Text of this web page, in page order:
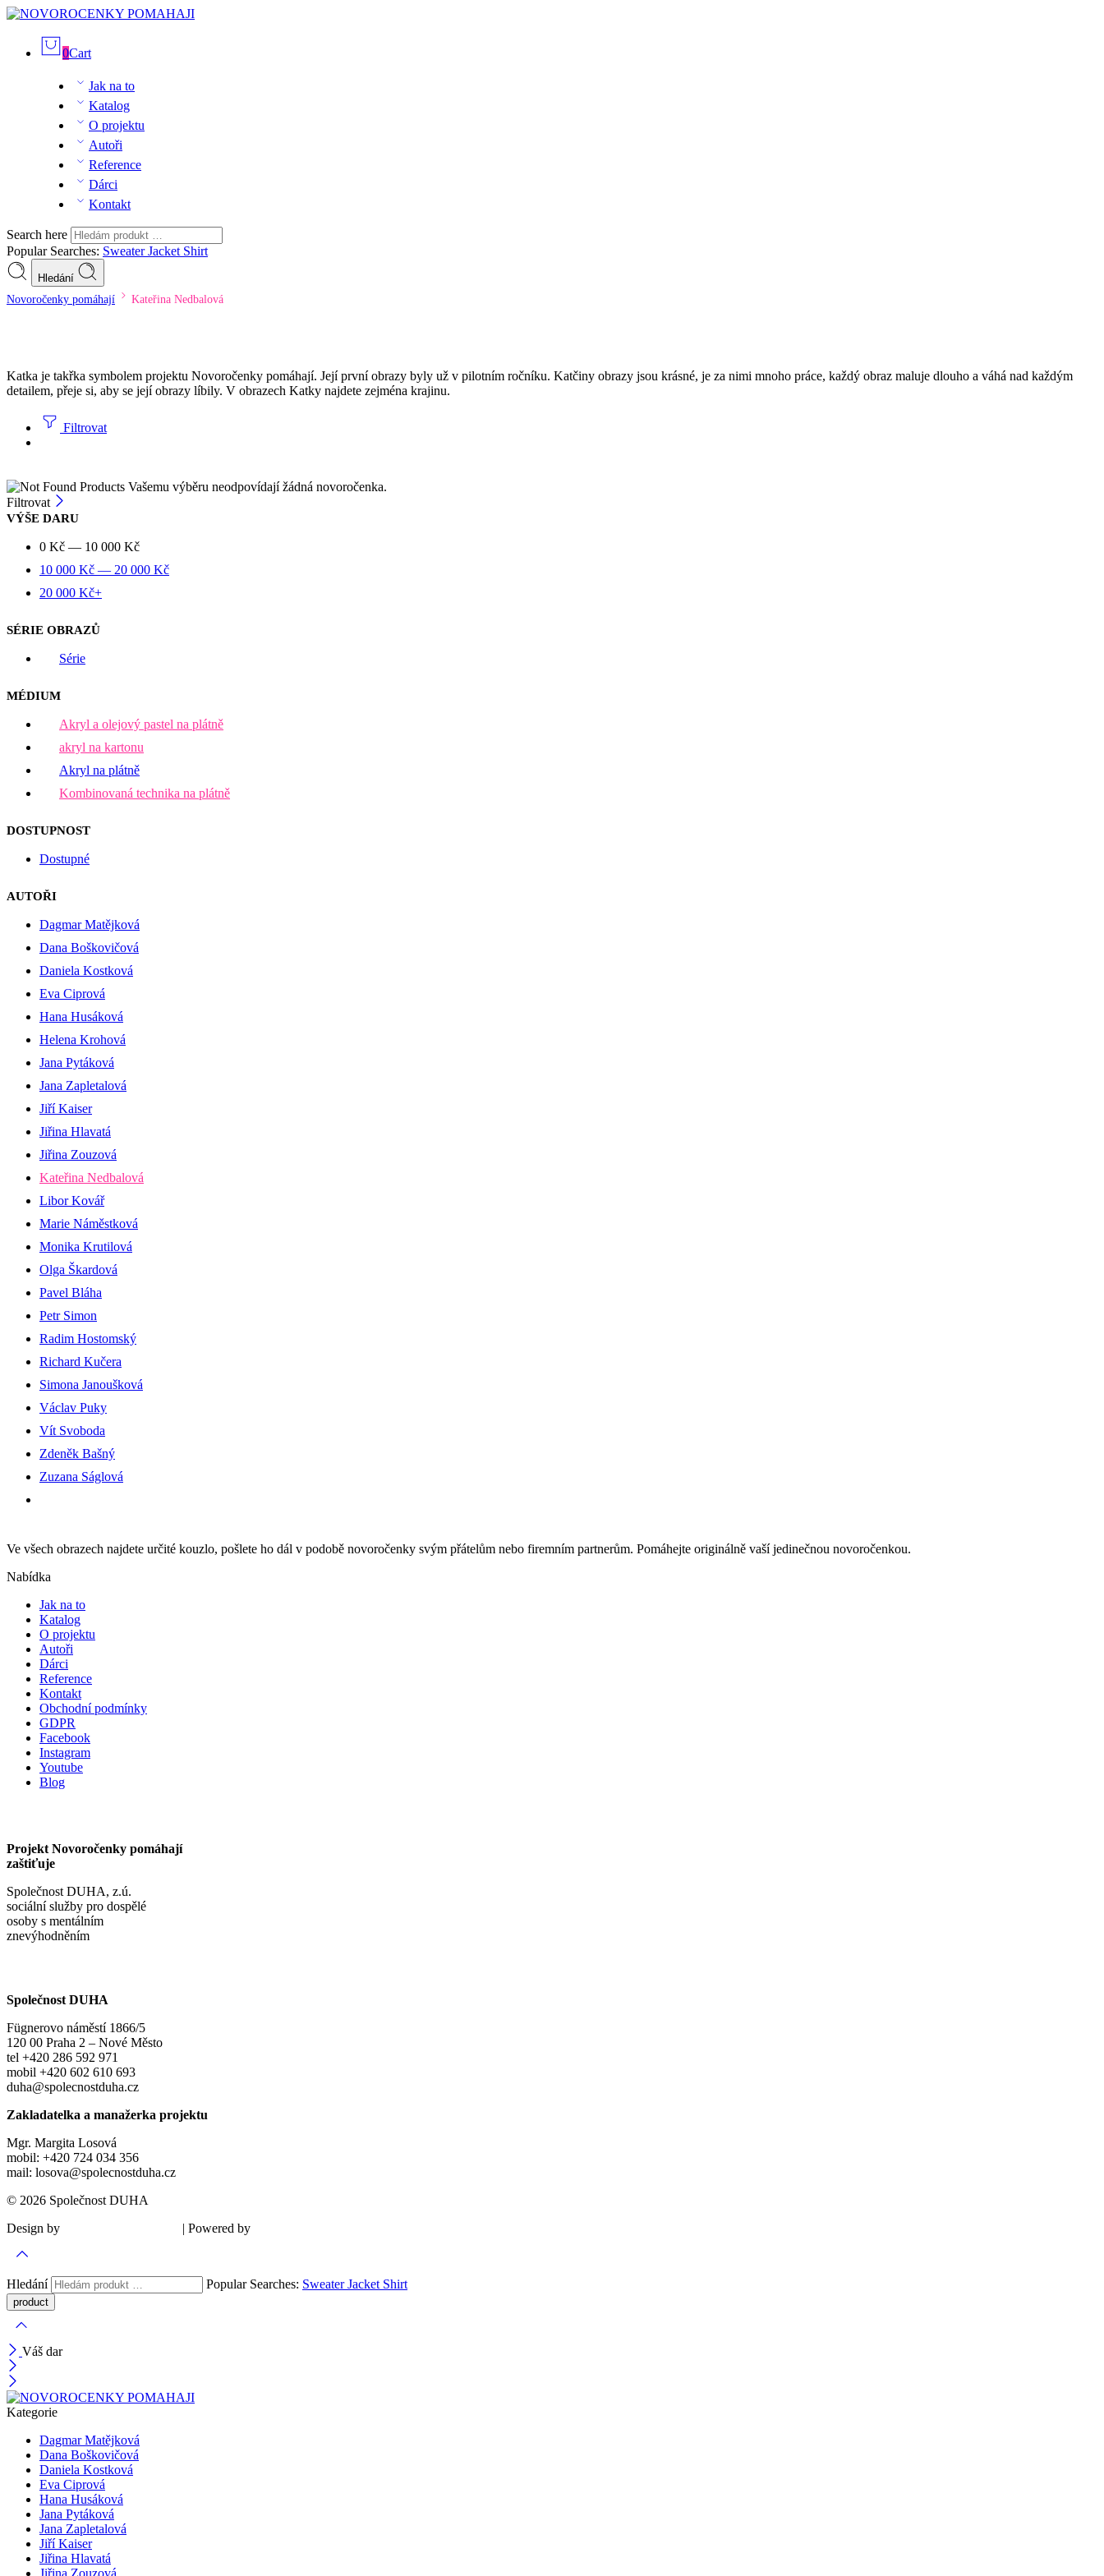
0Cart
Jak na to
Katalog
O projektu
Autoři
Reference
Dárci
Kontakt
Search here
Popular Searches: SweaterJacket Shirt
Hledání
Novoročenky pomáhají Kateřina Nedbalová
Katka je takřka symbolem projektu Novoročenky pomáhají. Její první obrazy byly už v pilotním ročníku. Katčiny obrazy jsou krásné, je za nimi mnoho práce, každý obraz maluje dlouho a váhá nad každým
detailem, přeje si, aby se její obrazy líbily. V obrazech Katky najdete zejména krajinu.
Filtrovat
Vašemu výběru neodpovídají žádná novoročenka.
Filtrovat
VÝŠE DARU
0 Kč — 10 000 Kč
10 000 Kč — 20 000 Kč
20 000 Kč+
SÉRIE OBRAZŮ
Série
MÉDIUM
Akryl a olejový pastel na plátně
akryl na kartonu
Akryl na plátně
Kombinovaná technika na plátně
DOSTUPNOST
Dostupné
AUTOŘI
Dagmar Matějková
Dana Boškovičová
Daniela Kostková
Eva Ciprová
Hana Husáková
Helena Krohová
Jana Pytáková
Jana Zapletalová
Jiří Kaiser
Jiřina Hlavatá
Jiřina Zouzová
Kateřina Nedbalová
Libor Kovář
Marie Náměstková
Monika Krutilová
Olga Škardová
Pavel Bláha
Petr Simon
Radim Hostomský
Richard Kučera
Simona Janoušková
Václav Puky
Vít Svoboda
Zdeněk Bašný
Zuzana Ságlová
Ve všech obrazech najdete určité kouzlo, pošlete ho dál v podobě novoročenky svým přátelům nebo firemním partnerům. Pomáhejte originálně vaší jedinečnou novoročenkou.
Nabídka
Jak na to
Katalog
O projektu
Autoři
Dárci
Reference
Kontakt
Obchodní podmínky
GDPR
Facebook
Instagram
Youtube
Blog
Projekt Novoročenky pomáhají
zaštiťuje
Společnost DUHA, z.ú.
sociální služby pro dospělé
osoby s mentálním
znevýhodněním
Společnost DUHA
Fügnerovo náměstí 1866/5
120 00 Praha 2 – Nové Město
tel +420 286 592 971
mobil +420 602 610 693
duha@spolecnostduha.cz
Zakladatelka a manažerka projektu
Mgr. Margita Losová
mobil: +420 724 034 356
mail: losova@spolecnostduha.cz
© 2026 Společnost DUHA
Design by
| Powered by
Hledání Popular Searches: SweaterJacket Shirt
Váš dar
Kategorie
Dagmar Matějková
Dana Boškovičová
Daniela Kostková
Eva Ciprová
Hana Husáková
Jana Pytáková
Jana Zapletalová
Jiří Kaiser
Jiřina Hlavatá
Jiřina Zouzová